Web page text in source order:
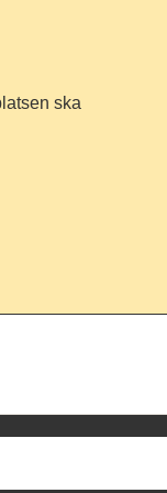
ska